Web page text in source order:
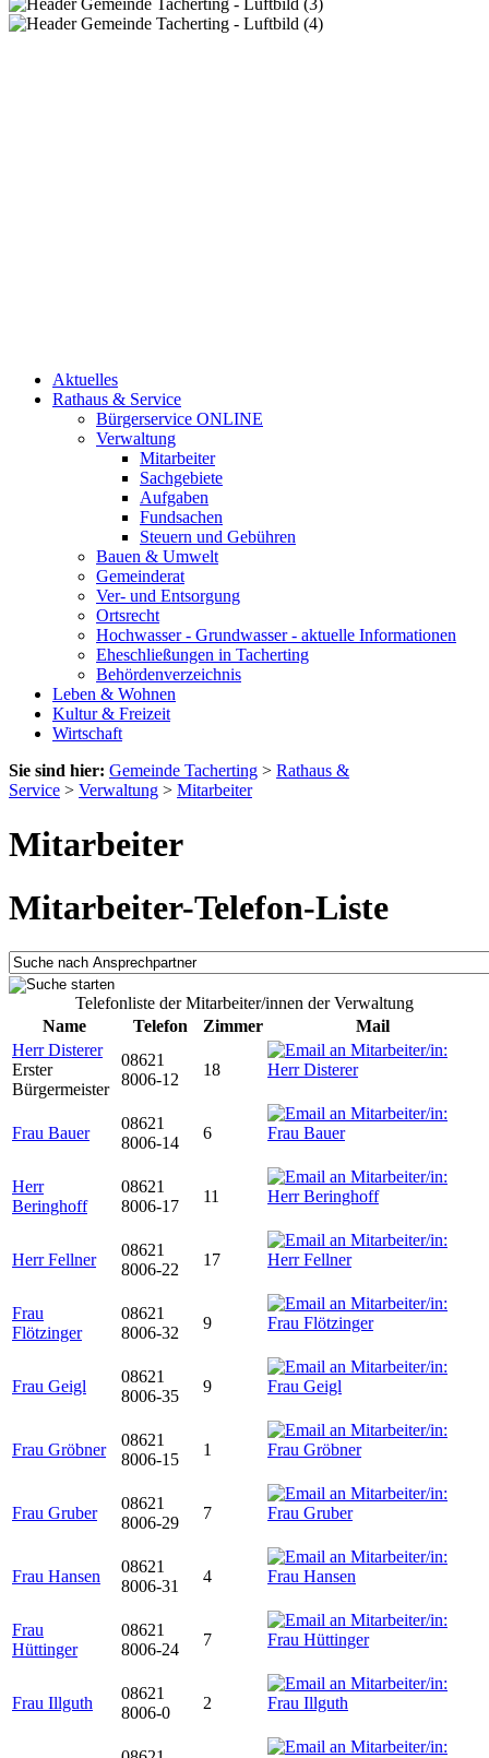
Aktuelles
Rathaus & Service
Bürgerservice ONLINE
Verwaltung
Mitarbeiter
Sachgebiete
Aufgaben
Fundsachen
Steuern und Gebühren
Bauen & Umwelt
Gemeinderat
Ver- und Entsorgung
Ortsrecht
Hochwasser - Grundwasser - aktuelle Informationen
Eheschließungen in Tacherting
Behördenverzeichnis
Leben & Wohnen
Kultur & Freizeit
Wirtschaft
Sie sind hier: Gemeinde Tacherting > Rathaus &
Service > Verwaltung > Mitarbeiter
Mitarbeiter
Mitarbeiter-Telefon-Liste
Telefonliste der Mitarbeiter/innen der Verwaltung
Name
Telefon Zimmer
Mail
Herr Disterer
Erster
Bürgermeister
08621
8006-12
18
Frau Bauer
08621
8006-14
6
Herr
Beringhoff
08621
8006-17
11
Herr Fellner
08621
8006-22
17
Frau
Flötzinger
08621
8006-32
9
Frau Geigl
08621
8006-35
9
Frau Gröbner
08621
8006-15
1
Frau Gruber
08621
8006-29
7
Frau Hansen
08621
8006-31
4
Frau
Hüttinger
08621
8006-24
7
Frau Illguth
08621
8006-0
2